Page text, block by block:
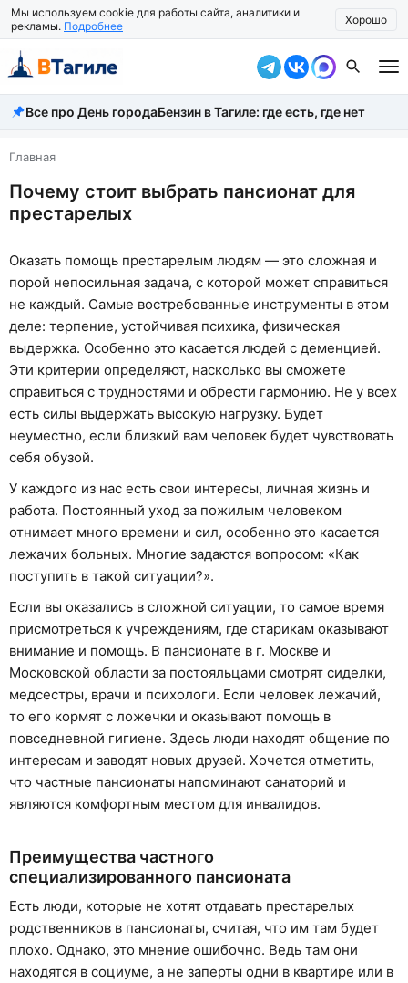
Мы используем cookie для работы сайта, аналитики и
рекламы. Подробнее Хорошо
Все новости
Происшествия
Город
Власть
Жизнь
Экономика
Рассказать новость
Все про День городаБензин в Тагиле: где есть, где нет
Главная
Почему стоит выбрать пансионат для
престарелых
Оказать помощь престарелым людям — это сложная и
порой непосильная задача, с которой может справиться
не каждый. Самые востребованные инструменты в этом
деле: терпение, устойчивая психика, физическая
выдержка. Особенно это касается людей с деменцией.
Эти критерии определяют, насколько вы сможете
справиться с трудностями и обрести гармонию. Не у всех
есть силы выдержать высокую нагрузку. Будет
неуместно, если близкий вам человек будет чувствовать
себя обузой.
У каждого из нас есть свои интересы, личная жизнь и
работа. Постоянный уход за пожилым человеком
отнимает много времени и сил, особенно это касается
лежачих больных. Многие задаются вопросом: «Как
поступить в такой ситуации?».
Если вы оказались в сложной ситуации, то самое время
присмотреться к учреждениям, где старикам оказывают
внимание и помощь. В пансионате в г. Москве и
Московской области за постояльцами смотрят сиделки,
медсестры, врачи и психологи. Если человек лежачий,
то его кормят с ложечки и оказывают помощь в
повседневной гигиене. Здесь люди находят общение по
интересам и заводят новых друзей. Хочется отметить,
что частные пансионаты напоминают санаторий и
являются комфортным местом для инвалидов.
Преимущества частного
специализированного пансионата
Есть люди, которые не хотят отдавать престарелых
родственников в пансионаты, считая, что им там будет
плохо. Однако, это мнение ошибочно. Ведь там они
находятся в социуме, а не заперты одни в квартире или в